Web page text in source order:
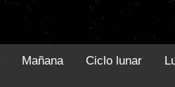
Mañana Ciclo lunar